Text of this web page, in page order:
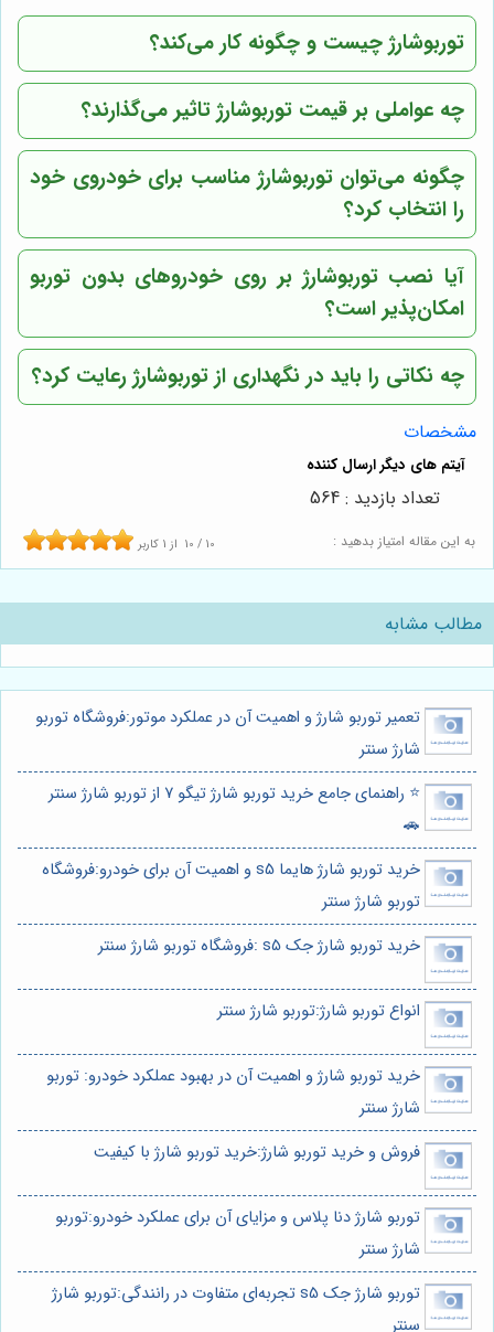
توربوشارژ چیست و چگونه کار می‌کند؟
چه عواملی بر قیمت توربوشارژ تاثیر می‌گذارند؟
چگونه می‌توان توربوشارژ مناسب برای خودروی خود
را انتخاب کرد؟
آیا نصب توربوشارژ بر روی خودروهای بدون توربو
امکان‌پذیر است؟
چه نکاتی را باید در نگهداری از توربوشارژ رعایت کرد؟
مشخصات
به این مقاله امتیاز بدهید : 10 / 10 از 1 کاربر
تعداد بازدید : 564
مطالب مشابه
تعمیر توربو شارژ و اهمیت آن در عملکرد موتور:فروشگاه توربو
شارژ سنتر
⭐️ راهنمای جامع خرید توربو شارژ تیگو 7 از توربو شارژ سنتر
🚗
خرید توربو شارژ هایما s5 و اهمیت آن برای خودرو:فروشگاه
توربو شارژ سنتر
خرید توربو شارژ جک s5 :فروشگاه توربو شارژ سنتر
انواع توربو شارژ:توربو شارژ سنتر
خرید توربو شارژ و اهمیت آن در بهبود عملکرد خودرو: توربو
شارژ سنتر
فروش و خرید توربو شارژ:خرید توربو شارژ با کیفیت
توربو شارژ دنا پلاس و مزایای آن برای عملکرد خودرو:توربو
شارژ سنتر
توربو شارژ جک s5 تجربه‌ای متفاوت در رانندگی:توربو شارژ
سنتر